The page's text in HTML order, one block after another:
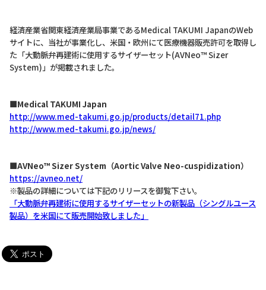
経済産業省関東経済産業局事業であるMedical TAKUMI JapanのWeb
サイトに、当社が事業化し、米国・欧州にて医療機器販売許可を取得し
た「大動脈弁再建術に使用するサイザーセット(AVNeo™ Sizer
System)」が掲載されました。
■Medical TAKUMI Japan
http://www.med-takumi.go.jp/products/detail71.php
http://www.med-takumi.go.jp/news/
■AVNeo™ Sizer System（Aortic Valve Neo-cuspidization）
https://avneo.net/
※製品の詳細については下記のリリースを御覧下さい。
「大動脈弁再建術に使用するサイザーセットの新製品（シングルユース
製品）を米国にて販売開始致しました」